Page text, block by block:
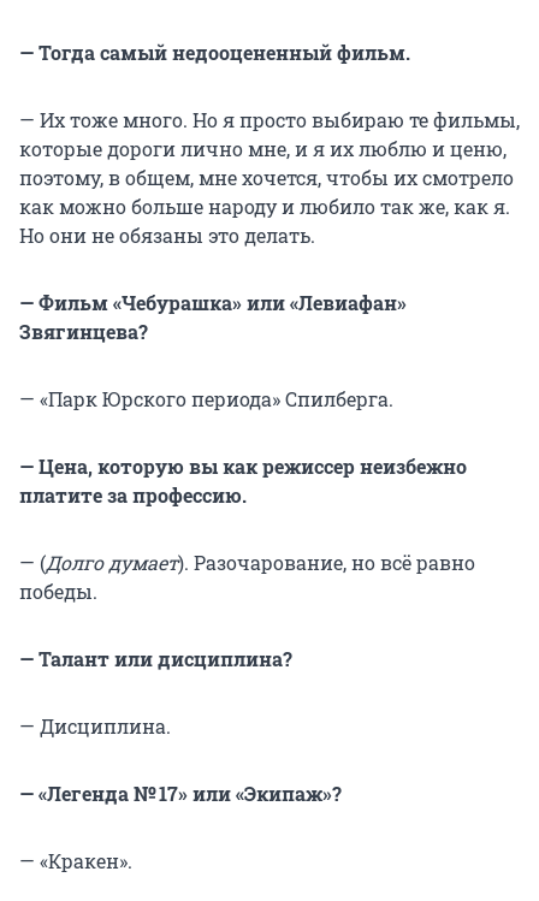
— Тогда самый недооцененный фильм.
— Их тоже много. Но я просто выбираю те фильмы,
которые дороги лично мне, и я их люблю и ценю,
поэтому, в общем, мне хочется, чтобы их смотрело
как можно больше народу и любило так же, как я.
Но они не обязаны это делать.
— Фильм «Чебурашка» или «Левиафан»
Звягинцева?
— «Парк Юрского периода» Спилберга.
— Цена, которую вы как режиссер неизбежно
платите за профессию.
— (Долго думает). Разочарование, но всё равно
победы.
— Талант или дисциплина?
— Дисциплина.
— «Легенда № 17» или «Экипаж»?
— «Кракен».